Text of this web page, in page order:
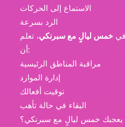
الاستماع إلى الحركات
الرد بسرعة
خمس ليالٍ مع سبرنكي، تعلم
أن:
مراقبة المناطق الرئيسية
إدارة الموارد
توقيت أفعالك
البقاء في حالة تأهب
يعجبك خمس ليالٍ مع سبرنكي؟